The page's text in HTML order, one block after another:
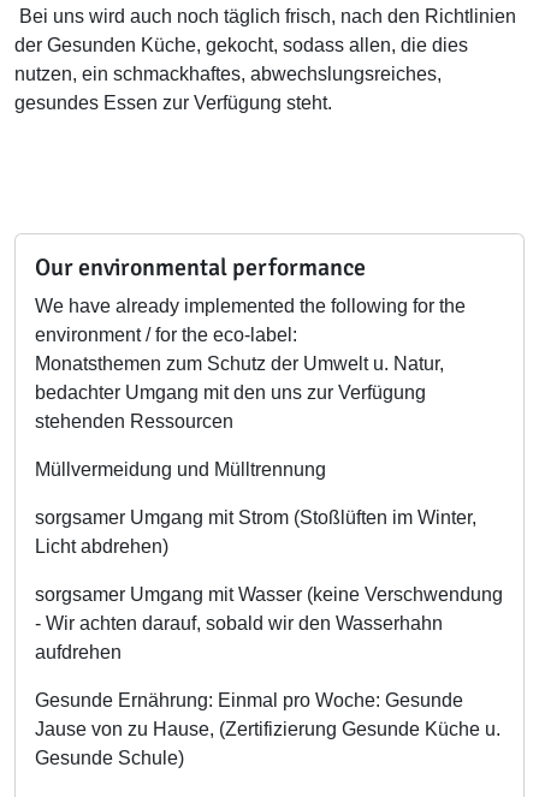
Bei uns wird auch noch täglich frisch, nach den Richtlinien
der Gesunden Küche, gekocht, sodass allen, die dies
nutzen, ein schmackhaftes, abwechslungsreiches,
gesundes Essen zur Verfügung steht.
Our environmental performance
We have already implemented the following for the
environment / for the eco-label:
Monatsthemen zum Schutz der Umwelt u. Natur,
bedachter Umgang mit den uns zur Verfügung
stehenden Ressourcen
Müllvermeidung und Mülltrennung
sorgsamer Umgang mit Strom (Stoßlüften im Winter,
Licht abdrehen)
sorgsamer Umgang mit Wasser (keine Verschwendung
- Wir achten darauf, sobald wir den Wasserhahn
aufdrehen
Gesunde Ernährung: Einmal pro Woche: Gesunde
Jause von zu Hause, (Zertifizierung Gesunde Küche u.
Gesunde Schule)